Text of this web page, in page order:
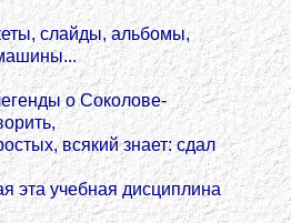
слайды, альбомы,
о Соколове-
всякий знает: сдал
эта учебная дисциплина